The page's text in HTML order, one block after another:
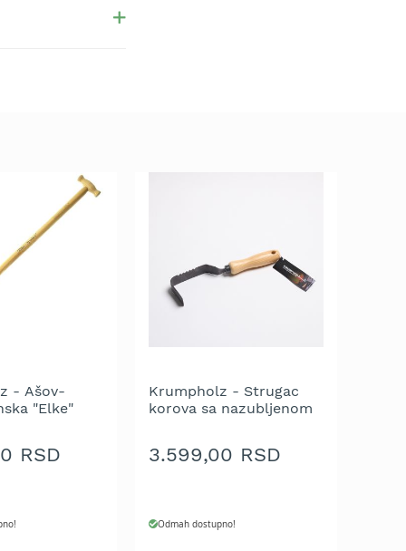
- Ašov-
"Elke"
85 cm
RSD
Krumpholz - Strugac
korova sa nazubljenom
3.599,00 RSD
Odmah dostupno!